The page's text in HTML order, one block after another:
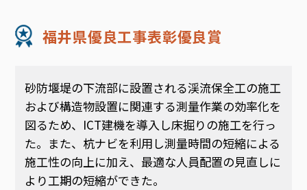
福井県優良工事表彰優良賞
砂防堰堤の下流部に設置される渓流保全工の施工
および構造物設置に関連する測量作業の効率化を
図るため、ICT建機を導入し床掘りの施工を行っ
た。また、杭ナビを利用し測量時間の短縮による
施工性の向上に加え、最適な人員配置の見直しに
より工期の短縮ができた。